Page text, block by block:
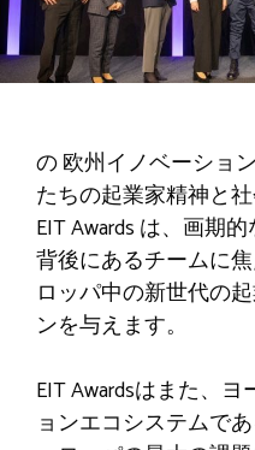
の欧州イノベーショ
たちの起業家精神と
EIT Awards は、画期
背後にあるチームに
ロッパ中の新世代の
ンを与えます。
EIT Awardsはまた、
ョンエコシステムで